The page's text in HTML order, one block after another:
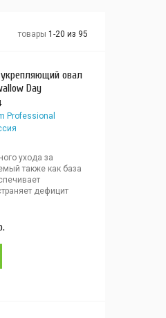
товары 1-20 из 95
овал
Day
Professional
ухода за
также как база
дефицит